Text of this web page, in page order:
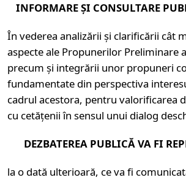
INFORMARE ȘI CONSULTARE
În vederea analizării și clarificării cât
aspecte ale Propunerilor Preliminare
precum și integrării unor propuneri
fundamentate din perspectiva
cadrul acestora, pentru valorificarea
cu cetățenii în sensul unui dialog
DEZBATEREA PUBLICĂ VA FI
la o dată ulterioară, ce va fi